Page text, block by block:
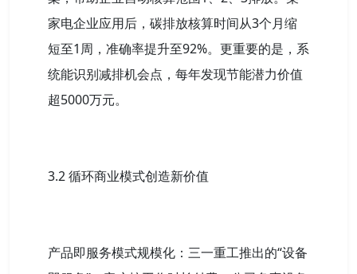
家电企业应用后，碳排放核算时间从3个月缩
短至1周，准确率提升至92%。更重要的是，系
统能识别减排机会点，每年发现节能潜力价值
超5000万元。
3.2 循环商业模式创造新价值
产品即服务模式规模化：三一重工推出的“设备